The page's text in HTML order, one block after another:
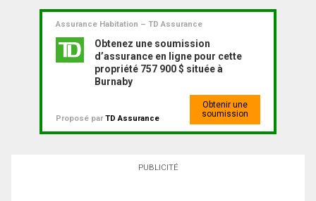
Assurance Habitation – TD Assurance
Obtenez une soumission
d’assurance en ligne pour cette
propriété 757 900 $ située à
Burnaby
Proposé parTD Assurance
Obtenir une
soumission
PUBLICITÉ